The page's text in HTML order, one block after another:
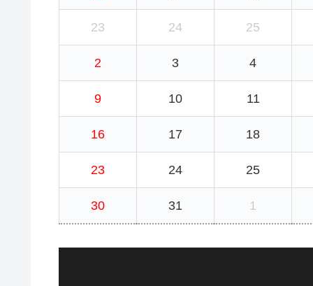
23 24 25
2 3 4
9 10 11
16 17 18
23 24 25
30 31 1